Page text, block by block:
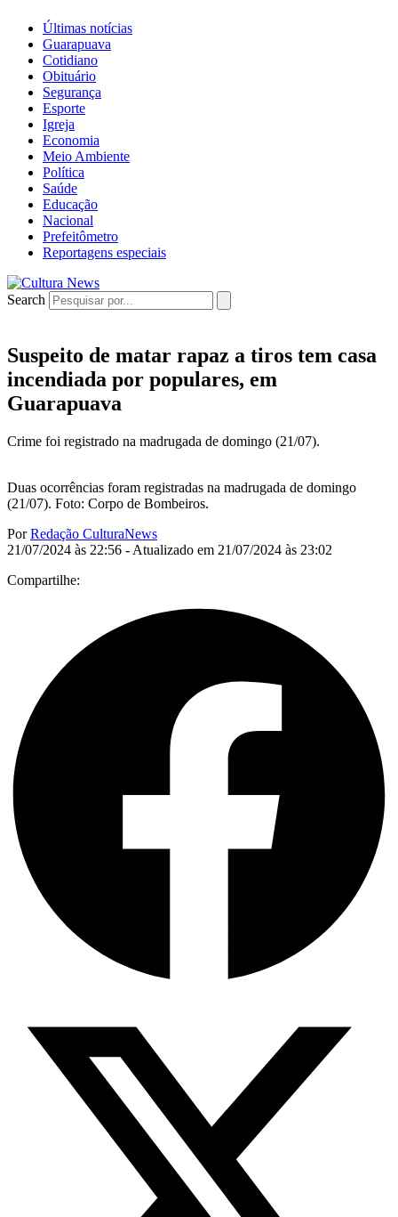
Últimas notícias
Guarapuava
Cotidiano
Obituário
Segurança
Esporte
Igreja
Economia
Meio Ambiente
Política
Saúde
Educação
Nacional
Prefeitômetro
Reportagens especiais
Search
Suspeito de matar rapaz a tiros tem casa
incendiada por populares, em
Guarapuava
Crime foi registrado na madrugada de domingo (21/07).
Duas ocorrências foram registradas na madrugada de domingo
(21/07). Foto: Corpo de Bombeiros.
PorRedação CulturaNews
21/07/2024 às 22:56 - Atualizado em 21/07/2024 às 23:02
Compartilhe: